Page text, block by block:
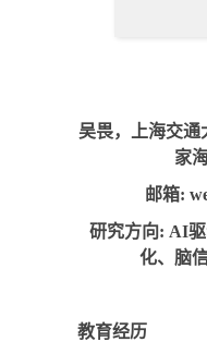
吴畏，上海交通
家
邮箱:
研究方向: AI
化、脑
教育经历